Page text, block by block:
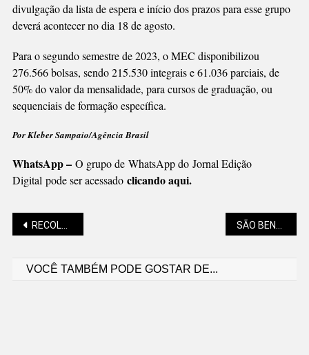
divulgação da lista de espera e início dos prazos para esse grupo
deverá acontecer no dia 18 de agosto.
Para o segundo semestre de 2023, o MEC disponibilizou
276.566 bolsas, sendo 215.530 integrais e 61.036 parciais, de
50% do valor da mensalidade, para cursos de graduação, ou
sequenciais de formação específica.
Por Kleber Sampaio/Agência Brasil
WhatsApp – O grupo de WhatsApp do Jornal Edição
Digital pode ser acessado clicando aqui.
Navegação
RECOLHIDAS 29 TONELADAS DE MATERIAIS
VOCÊ TAMBÉM PODE GOSTAR DE...